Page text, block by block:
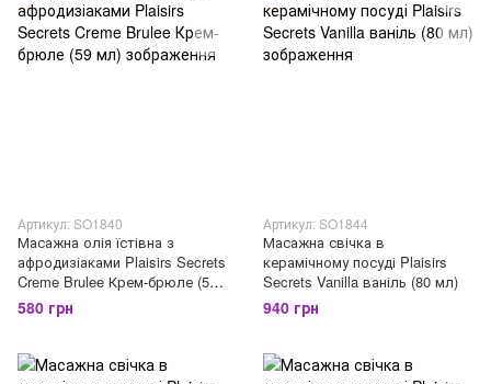
Артикул: SO1840
Масажна олія їстівна з
афродизіаками Plaisirs Secrets
Creme Brulee Крем-брюле (59
мл)
580 грн
Артикул: SO1844
Масажна свічка в
керамічному посуді Plaisirs
Secrets Vanilla ваніль (80 мл)
940 грн